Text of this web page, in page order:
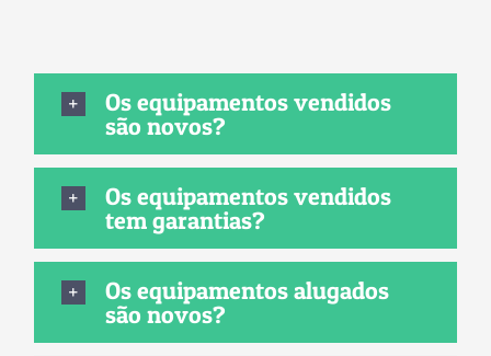
Os equipamentos vendidos
são novos?
Os equipamentos vendidos
tem garantias?
Os equipamentos alugados
são novos?